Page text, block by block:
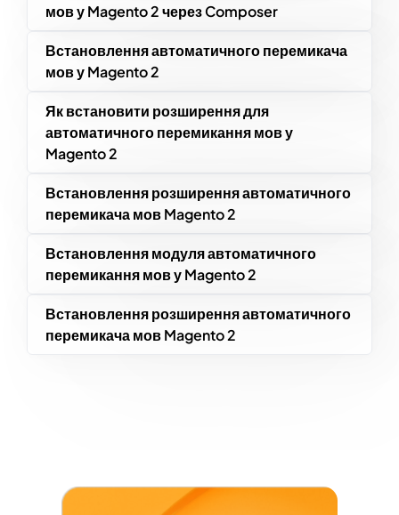
мов у Magento 2 через Composer
Встановлення автоматичного перемикача
мов у Magento 2
Як встановити розширення для
автоматичного перемикання мов у
Magento 2
Встановлення розширення автоматичного
перемикача мов Magento 2
Встановлення модуля автоматичного
перемикання мов у Magento 2
Встановлення розширення автоматичного
перемикача мов Magento 2